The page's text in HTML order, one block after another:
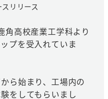
リリース
角高校産業工学科より
プを受入れていま
ら始まり、工場内の
をしてもらいまし